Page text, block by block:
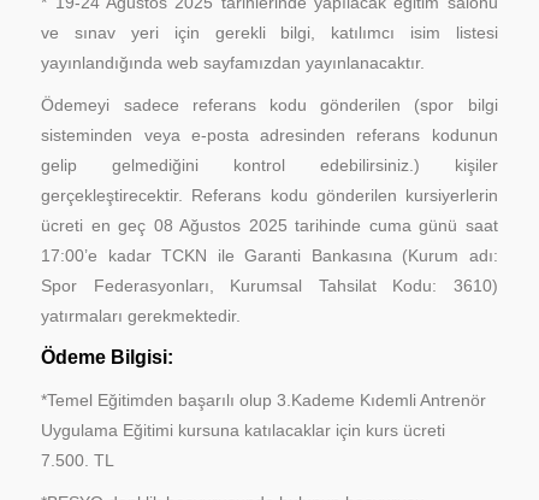
ve sınav yeri için gerekli bilgi, katılımcı isim listesi
yayınlandığında web sayfamızdan yayınlanacaktır.
Ödemeyi sadece referans kodu gönderilen (spor bilgi
sisteminden veya e-posta adresinden referans kodunun
gelip gelmediğini kontrol edebilirsiniz.) kişiler
gerçekleştirecektir. Referans kodu gönderilen kursiyerlerin
ücreti en geç 08 Ağustos 2025 tarihinde cuma günü saat
17:00’e kadar TCKN ile Garanti Bankasına (Kurum adı:
Spor Federasyonları, Kurumsal Tahsilat Kodu: 3610)
yatırmaları gerekmektedir.
Ödeme Bilgisi:
*Temel Eğitimden başarılı olup 3.Kademe Kıdemli Antrenör
Uygulama Eğitimi kursuna katılacaklar için kurs ücreti
7.500. TL